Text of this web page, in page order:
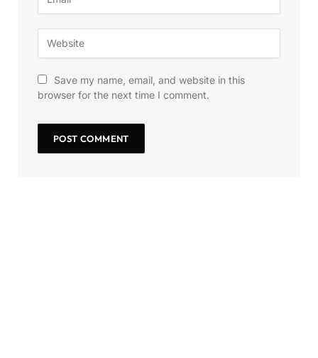
Save my name, email, and website in this
browser for the next time I comment.